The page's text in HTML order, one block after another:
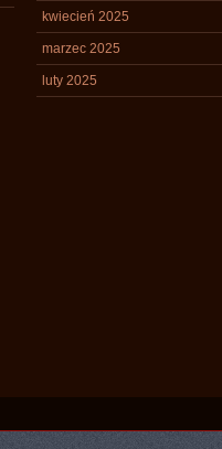
kwiecień 2025
marzec 2025
luty 2025